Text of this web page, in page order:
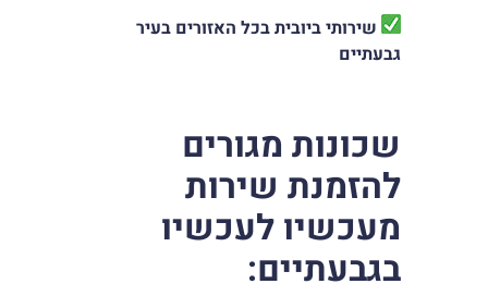
שירותי ביובית בכל האזורים בעיר
גבעתיים
שכונות מגורים
להזמנת שירות
מעכשיו לעכשיו
בגבעתיים: